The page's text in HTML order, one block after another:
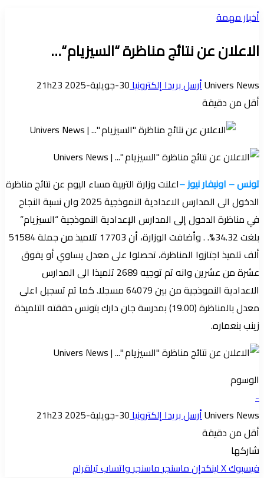
أخبار مهمة
الاعلان عن نتائج مناظرة “السيزيام “…
Univers Newsأرسل بريدا إلكترونيا30-جويلبة-2025 21h23
أقل من دقيقة
تونس – اونيفار نيوز –اعلنت وزارة التربية مساء اليوم عن نتائج مناظرة
الدخول الى المدارس الاعدادية النموذجية 2025 وان نسبة النجاح
في مناظرة الدخول إلى المدارس الإعدادية النموذجية “السيزيام”
بلغت 34.32%. . وأضافت الوزارة، أن 17703 تلاميذ من جملة 51584
ألف تلميذ اجتازوا المناظرة، تحصلوا على معدل يساوي أو يفوق
عشرة من عشرين وانه تم توجيه 2689 تلميذا الى المدارس
الاعدادية النموذجية من بين 64079 مسجلا. كما تم تسجيل اعلى
معدل بالمناظرة (19.00) بمدرسة جان دارك بتونس حققته التلميذة
زينب بنعماره.
الوسوم
-
Univers Newsأرسل بريدا إلكترونيا30-جويلبة-2025 21h23
أقل من دقيقة
شاركها
فيسبوك‫Xلينكدإنماسنجرماسنجرواتسابتيلقرام